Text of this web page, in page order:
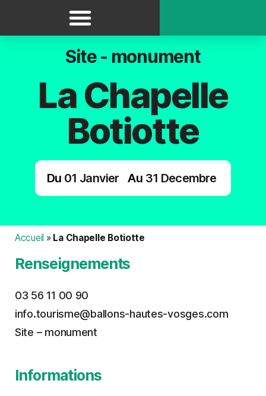
Site - monument
La Chapelle
Botiotte
Du 01 Janvier Au 31 Decembre
Accueil » La Chapelle Botiotte
Renseignements
03 56 11 00 90
info.tourisme@ballons-hautes-vosges.com
Site – monument
Informations